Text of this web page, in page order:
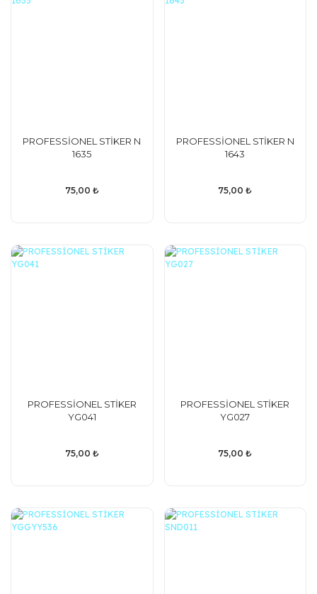
PROFESSİONEL STİKER N
1635
75,00 ₺
PROFESSİONEL STİKER N
1643
75,00 ₺
PROFESSİONEL STİKER
YG041
75,00 ₺
PROFESSİONEL STİKER
YG027
75,00 ₺